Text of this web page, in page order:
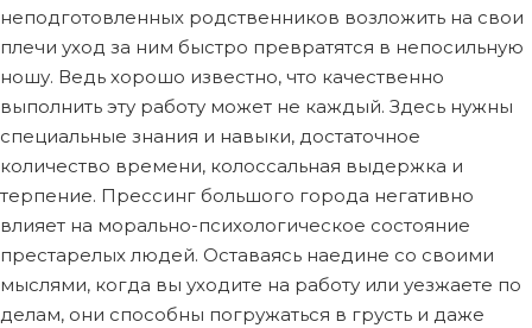
неподготовленных родственников возложить на свои
плечи уход за ним быстро превратятся в непосильную
ношу. Ведь хорошо известно, что качественно
выполнить эту работу может не каждый. Здесь нужны
специальные знания и навыки, достаточное
количество времени, колоссальная выдержка и
терпение. Прессинг большого города негативно
влияет на морально-психологическое состояние
престарелых людей. Оставаясь наедине со своими
мыслями, когда вы уходите на работу или уезжаете по
делам, они способны погружаться в грусть и даже